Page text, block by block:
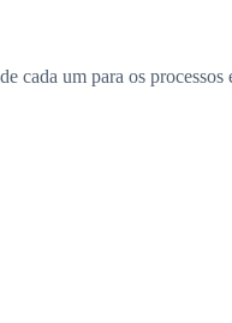
cada um para os processos